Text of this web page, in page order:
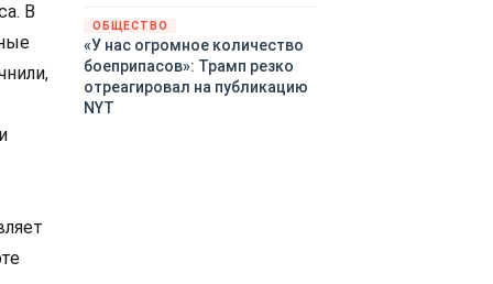
В
ОБЩЕСТВО
«У нас огромное количество
боеприпасов»: Трамп резко
отреагировал на публикацию
NYT